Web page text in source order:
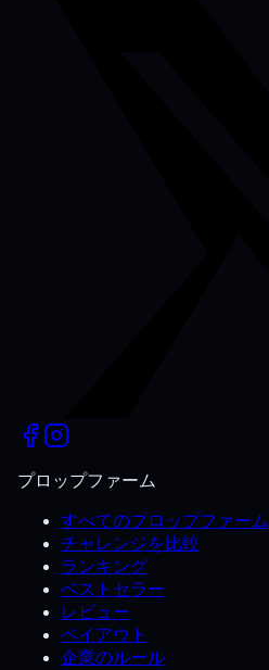
プロップファーム
すべてのプロップファーム
チャレンジを比較
ランキング
ベストセラー
レビュー
ペイアウト
企業のルール